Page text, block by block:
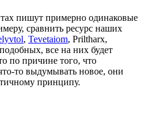
пишут примерно одинаковые
сравнить ресурс наших
, Tevetaiom, Priltharx,
все на них будет
по причине того, что
то выдумывать новое, они
принципу.